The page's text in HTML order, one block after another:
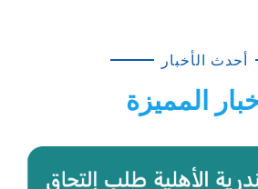
أحدث الأخبار
المميزة